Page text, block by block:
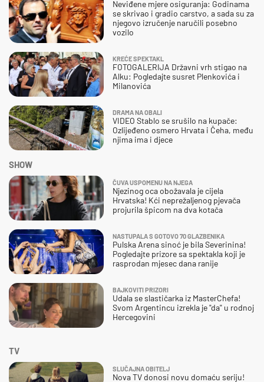
Neviđene mjere osiguranja: Godinama
se skrivao i gradio carstvo, a sada su za
njegovo izručenje naručili posebno
vozilo
KREĆE SPEKTAKL
FOTOGALERIJA Državni vrh stigao na
Alku: Pogledajte susret Plenkovića i
Milanovića
DRAMA NA OBALI
VIDEO Stablo se srušilo na kupače:
Ozlijeđeno osmero Hrvata i Čeha, među
njima ima i djece
SHOW
ČUVA USPOMENU NA NJEGA
Njezinog oca obožavala je cijela
Hrvatska! Kći neprežaljenog pjevača
projurila špicom na dva kotača
NASTUPALA S GOTOVO 70 GLAZBENIKA
Pulska Arena sinoć je bila Severinina!
Pogledajte prizore sa spektakla koji je
rasprodan mjesec dana ranije
BAJKOVITI PRIZORI
Udala se slastičarka iz MasterChefa!
Svom Argentincu izrekla je "da" u rodnoj
Hercegovini
TV
SLUČAJNA OBITELJ
Nova TV donosi novu domaću seriju!